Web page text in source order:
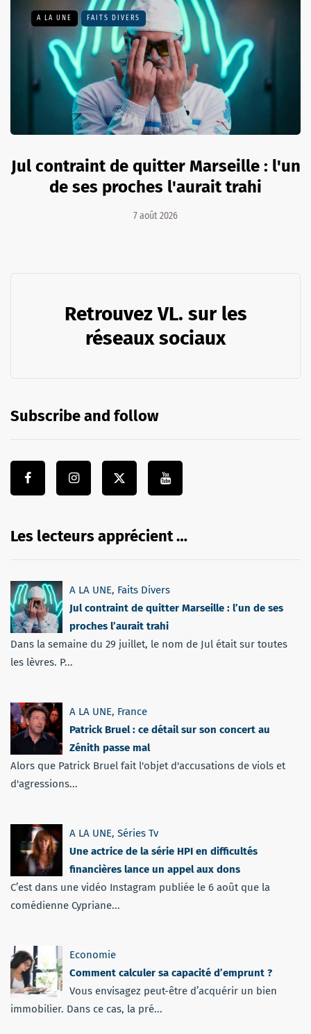
A LA UNE FAITS DIVERS
Jul contraint de quitter Marseille : l'un
de ses proches l'aurait trahi
7 août 2026
Retrouvez VL. sur les
réseaux sociaux
Subscribe and follow
Les lecteurs apprécient …
A LA UNE, Faits Divers
Jul contraint de quitter Marseille : l’un de ses
proches l’aurait trahi
Dans la semaine du 29 juillet, le nom de Jul était sur toutes
les lèvres. P...
A LA UNE, France
Patrick Bruel : ce détail sur son concert au
Zénith passe mal
Alors que Patrick Bruel fait l'objet d'accusations de viols et
d'agressions...
A LA UNE, Séries Tv
Une actrice de la série HPI en difficultés
financières lance un appel aux dons
C’est dans une vidéo Instagram publiée le 6 août que la
comédienne Cypriane...
Economie
Comment calculer sa capacité d’emprunt ?
Vous envisagez peut-être d’acquérir un bien
immobilier. Dans ce cas, la pré...